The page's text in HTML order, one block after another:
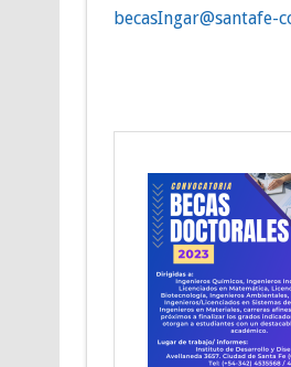
efatn
as@ra
gnIsa
ceb